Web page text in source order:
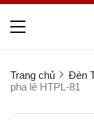
Trang chủ Đèn
pha lê HTPL-81